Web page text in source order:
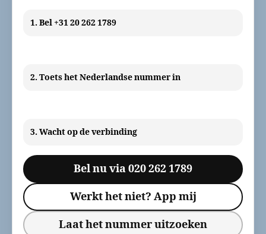
1. Bel +31 20 262 1789
2. Toets het Nederlandse nummer in
3. Wacht op de verbinding
Bel nu via 020 262 1789
Werkt het niet? App mij
Laat het nummer uitzoeken